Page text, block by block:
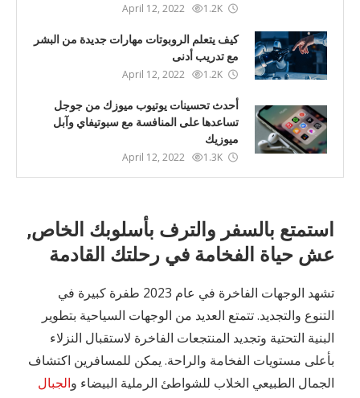
April 12, 2022 1.2K
كيف يتعلم الروبوتات مهارات جديدة من البشر
مع تدريب أدنى
April 12, 2022 1.2K
أحدث تحسينات يوتيوب ميوزك من جوجل
تساعدها على المنافسة مع سبوتيفاي وآبل
ميوزيك
April 12, 2022 1.3K
استمتع بالسفر والترف بأسلوبك الخاص,
عش حياة الفخامة في رحلتك القادمة
تشهد الوجهات الفاخرة في عام 2023 طفرة كبيرة في
التنوع والتجديد. تتمتع العديد من الوجهات السياحية بتطوير
البنية التحتية وتجديد المنتجعات الفاخرة لاستقبال النزلاء
بأعلى مستويات الفخامة والراحة. يمكن للمسافرين اكتشاف
الجمال الطبيعي الخلاب للشواطئ الرملية البيضاء والجبال